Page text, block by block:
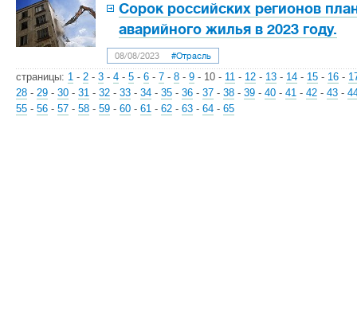
Сорок российских регионов
аварийного жилья в 2023 году.
08/08/2023 #Отрасль
страницы: 1 - 2 - 3 - 4 - 5 - 6 - 7 - 8 - 9 - 10 - 11 - 12 - 13 - 14 - 15 - 16 -
28 - 29 - 30 - 31 - 32 - 33 - 34 - 35 - 36 - 37 - 38 - 39 - 40 - 41 - 42 - 43 -
55 - 56 - 57 - 58 - 59 - 60 - 61 - 62 - 63 - 64 - 65